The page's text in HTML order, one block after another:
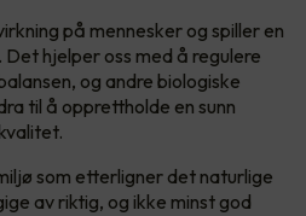
på mennesker og spiller en
hjelper oss med å regulere
og andre biologiske
til å opprettholde en sunn
som etterligner det naturlige
av riktig, og ikke minst god